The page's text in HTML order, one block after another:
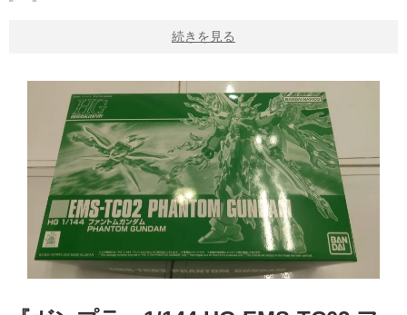
続きを見る